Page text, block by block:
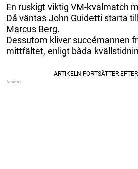
En ruskigt viktig VM-kvalmatch
Då väntas John Guidetti starta
Marcus Berg.
Dessutom kliver succémannen
mittfältet, enligt båda